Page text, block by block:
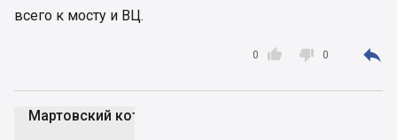
всего к мосту и ВЦ.

0  0 
Мартовский кот